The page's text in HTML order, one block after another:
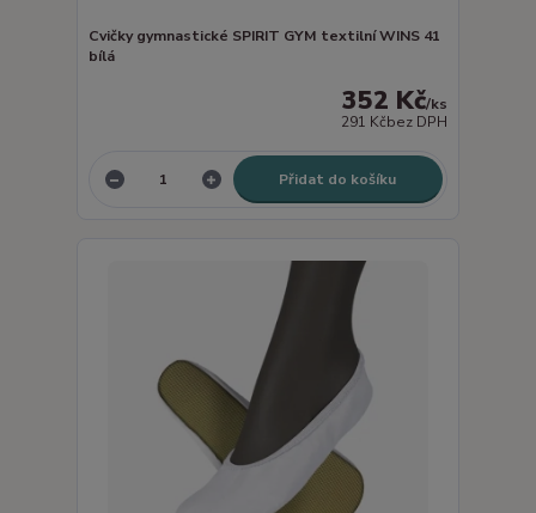
Cvičky gymnastické SPIRIT GYM textilní WINS 41
bílá
352 Kč/ks
291 Kčbez DPH
Přidat do košíku